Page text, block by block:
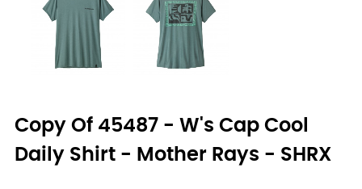
Copy Of 45487 - W's Cap Cool
Daily Shirt - Mother Rays - SHRX